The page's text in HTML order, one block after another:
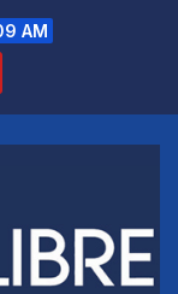
AM